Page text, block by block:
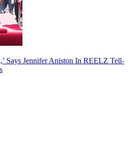
Says Jennifer Aniston In REELZ Tell-